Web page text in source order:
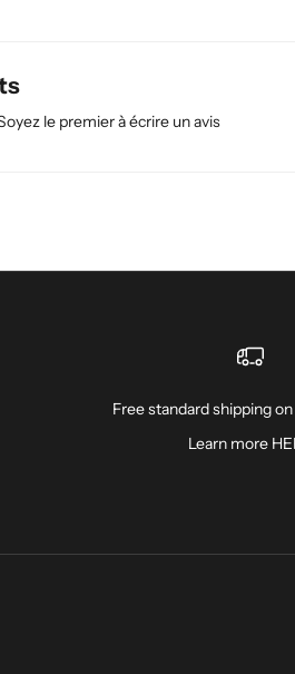
le premier à écrire un avis
Free standard shipping
Learn more